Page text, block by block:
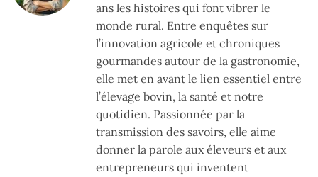
ans les histoires qui font vibrer le
monde rural. Entre enquêtes sur
l’innovation agricole et chroniques
gourmandes autour de la gastronomie,
elle met en avant le lien essentiel entre
l’élevage bovin, la santé et notre
quotidien. Passionnée par la
transmission des savoirs, elle aime
donner la parole aux éleveurs et aux
entrepreneurs qui inventent